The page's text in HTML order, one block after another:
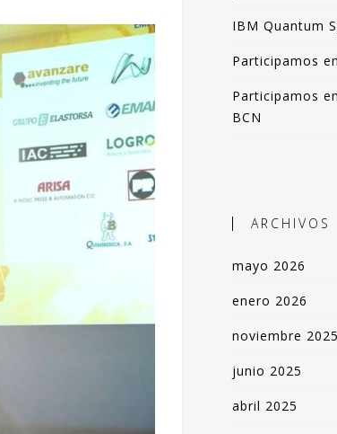
Espero que lo disfrutes tanto
- Fernando Sáenz -
IBM Quantum
Participamos
Participamos
BCN
ARCHIVOS
mayo 2026
enero 2026
noviembre 2025
junio 2025
abril 2025